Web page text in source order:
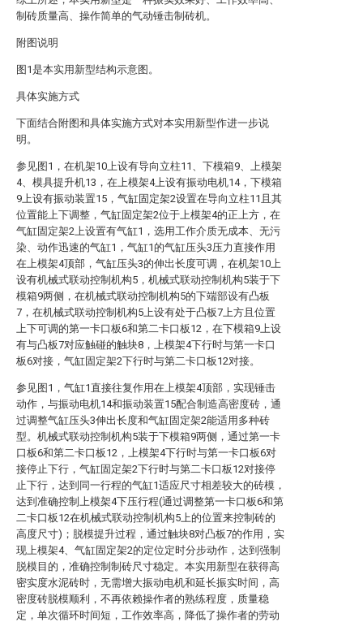
制砖质量高、操作简单的气动锤击制砖机。
附图说明
图1是本实用新型结构示意图。
具体实施方式
下面结合附图和具体实施方式对本实用新型作进一步说
明。
参见图1，在机架10上设有导向立柱11、下模箱9、上模架
4、模具提升机13，在上模架4上设有振动电机14，下模箱
9上设有振动装置15，气缸固定架2设置在导向立柱11且其
位置能上下调整，气缸固定架2位于上模架4的正上方，在
气缸固定架2上设置有气缸1，选用工作介质无成本、无污
染、动作迅速的气缸1，气缸1的气缸压头3压力直接作用
在上模架4顶部，气缸压头3的伸出长度可调，在机架10上
设有机械式联动控制机构5，机械式联动控制机构5装于下
模箱9两侧，在机械式联动控制机构5的下端部设有凸板
7，在机械式联动控制机构5上设有处于凸板7上方且位置
上下可调的第一卡口板6和第二卡口板12，在下模箱9上设
有与凸板7对应触碰的触块8，上模架4下行时与第一卡口
板6对接，气缸固定架2下行时与第二卡口板12对接。
参见图1，气缸1直接往复作用在上模架4顶部，实现锤击
动作，与振动电机14和振动装置15配合制造高密度砖，通
过调整气缸压头3伸出长度和气缸固定架2能适用多种砖
型。机械式联动控制机构5装于下模箱9两侧，通过第一卡
口板6和第二卡口板12，上模架4下行时与第一卡口板6对
接停止下行，气缸固定架2下行时与第二卡口板12对接停
止下行，达到同一行程的气缸1适应尺寸相差较大的砖模，
达到准确控制上模架4下压行程(通过调整第一卡口板6和第
二卡口板12在机械式联动控制机构5上的位置来控制砖的
高度尺寸)；脱模提升过程，通过触块8对凸板7的作用，实
现上模架4、气缸固定架2的定位定时分步动作，达到强制
脱模目的，准确控制制砖尺寸稳定。本实用新型在获得高
密实度水泥砖时，无需增大振动电机和延长振实时间，高
密度砖脱模顺利，不再依赖操作者的熟练程度，质量稳
定，单次循环时间短，工作效率高，降低了操作者的劳动